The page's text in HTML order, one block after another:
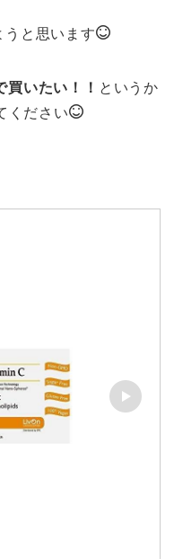
と思います
いたい！！ というか
ください